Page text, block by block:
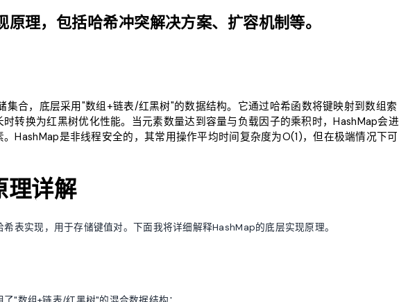
理，包括哈希冲突解决方案、扩容机制等。
集合，底层采用"数组+链表/红黑树"的数据结构。它通过哈希函数将键映射到数组索
转换为红黑树优化性能。当元素数量达到容量与负载因子的乘积时，HashMap会进
HashMap是非线程安全的，其常用操作平均时间复杂度为O(1)，但在极端情况下可
详解
表实现，用于存储键值对。下面我将详细解释HashMap的底层实现原理。